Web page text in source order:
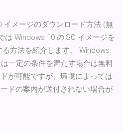
イメージのダウンロード方法 (無
は Windows 10 のISO イメージを
る方法を紹介します。 Windows
一定の条件を満たす場合は無料
が可能ですが、環境によっては
ドの案内が送付されない場合が